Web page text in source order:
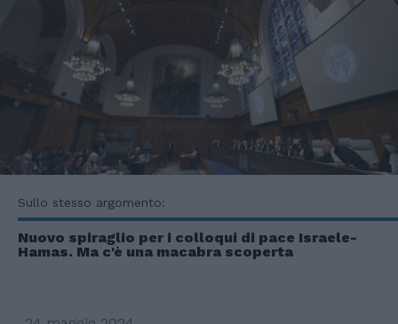
Sullo stesso argomento:
Nuovo spiraglio per i colloqui di pace Israele-
Hamas. Ma c'è una macabra scoperta